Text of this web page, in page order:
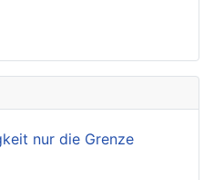
nur die Grenze